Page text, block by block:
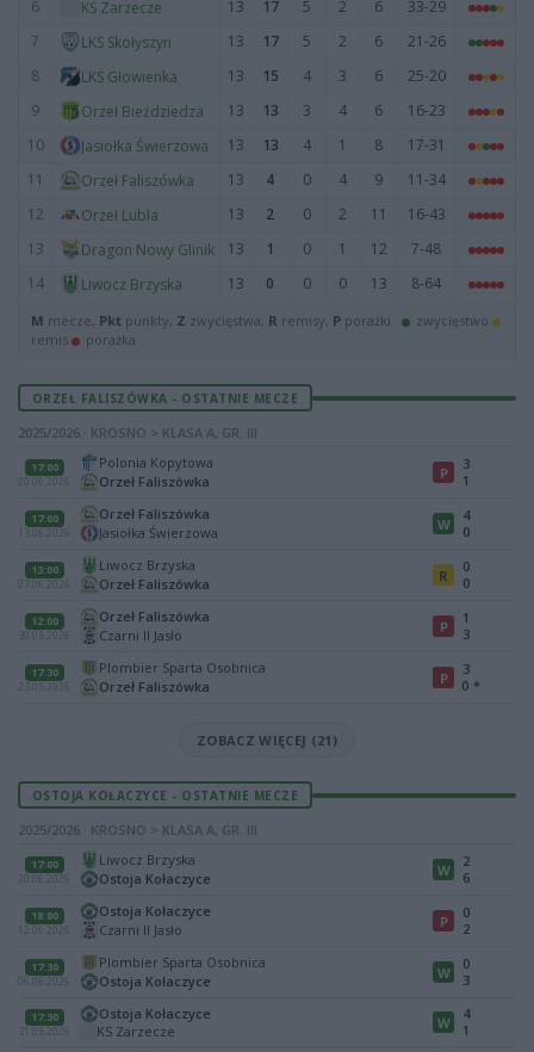
6 KS Zarzecze 13 17 5 2 6
33-29
7
LKS Skołyszyn 13 17 5 2 6
21-26
8
LKS Głowienka 13 15 4 3 6
25-20
9
Orzeł Bieździedza 13 13 3 4 6
16-23
10
Jasiołka Świerzowa 13 13 4 1 8
17-31
11
Orzeł Faliszówka 13 4 0 4 9
11-34
12
Orzeł Lubla 13 2 0 2 11
16-43
13
Dragon Nowy Glinik 13 1 0 1 12
7-48
14
Liwocz Brzyska 13 0 0 0 13 8-64
M mecze, Pkt punkty, Z zwycięstwa, R remisy, P porażki ·
zwycięstwo
remis
porażka
ORZEŁ FALISZÓWKA - OSTATNIE MECZE
2025/2026 · KROSNO > KLASA A, GR. III
17:00
20.06.2026
Polonia Kopytowa
Orzeł Faliszówka
P
3
1
17:00
13.06.2026
Orzeł Faliszówka
Jasiołka Świerzowa
W
4
0
13:00
07.06.2026
Liwocz Brzyska
Orzeł Faliszówka
R
0
0
12:00
30.05.2026
Orzeł Faliszówka
Czarni II Jasło
P
1
3
17:30
23.05.2026
Plombier Sparta Osobnica
Orzeł Faliszówka
P
3
0 *
ZOBACZ WIĘCEJ (21)
OSTOJA KOŁACZYCE - OSTATNIE MECZE
2025/2026 · KROSNO > KLASA A, GR. III
17:00
20.06.2026
Liwocz Brzyska
Ostoja Kołaczyce
W
2
6
18:00
12.06.2026
Ostoja Kołaczyce
Czarni II Jasło
P
0
2
17:30
06.06.2026
Plombier Sparta Osobnica
Ostoja Kołaczyce
W
0
3
17:30
31.05.2026
Ostoja Kołaczyce
KS Zarzecze
W
4
1